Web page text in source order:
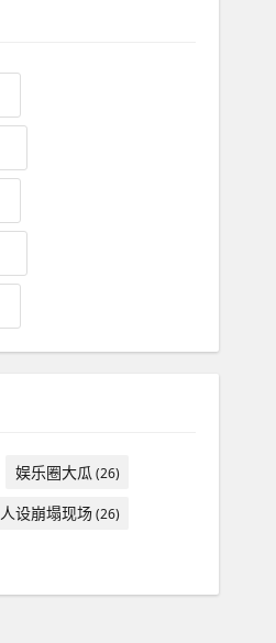
娱乐圈大瓜 (26)
人设崩塌现场(26)